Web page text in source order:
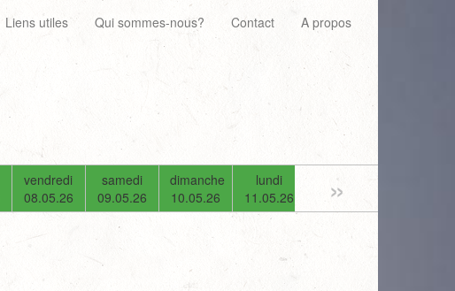
Liens utiles Qui sommes-nous? Contact A propos
vendredi
08.05.26
samedi
09.05.26
dimanche
10.05.26
lundi
11.05.26
12.05.26
»